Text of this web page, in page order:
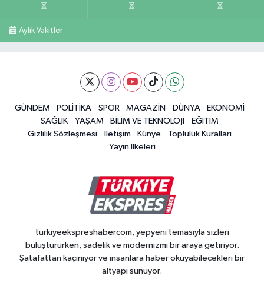
Aylık Vakitler
GÜNDEM POLİTİKA SPOR MAGAZİN DÜNYA
EKONOMİ
SAĞLIK
YAŞAM BİLİM VE TEKNOLOJİ
EĞİTİM
Gizlilik Sözleşmesi
İletişim Künye
Topluluk Kuralları
Yayın İlkeleri
turkiyeekspreshabercom, yepyeni temasıyla sizleri
buluştururken, sadelik ve modernizmi bir araya getiriyor.
Şatafattan kaçınıyor ve insanlara haber okuyabilecekleri bir
altyapı sunuyor.